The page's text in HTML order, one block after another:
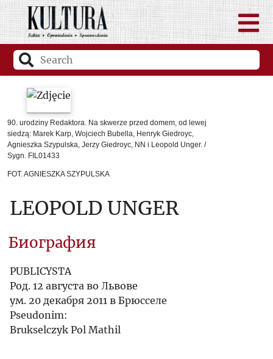
90. urodziny Redaktora. Na skwerze przed domem, od lewej
siedzą: Marek Karp, Wojciech Bubella, Henryk Giedroyc,
Agnieszka Szypulska, Jerzy Giedroyc, NN i Leopold Unger. /
Sygn. FIL01433
FOT. AGNIESZKA SZYPULSKA
LEOPOLD UNGER
Биография
PUBLICYSTA
Род. 12 августа во Львове
ум. 20 декабря 2011 в Брюсселе
Pseudonim:
Brukselczyk Pol Mathil